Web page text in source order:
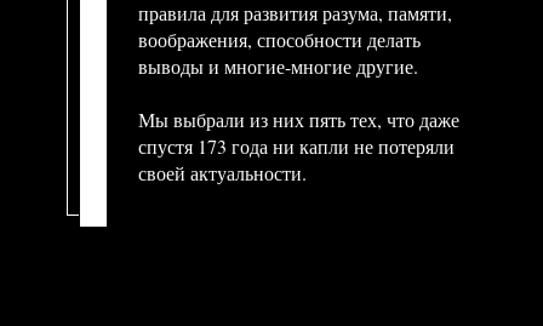
правила для развития разума, памяти,
воображения, способности делать
выводы и многие-многие другие.
Мы выбрали из них пять тех, что даже
спустя 173 года ни капли не потеряли
своей актуальности.